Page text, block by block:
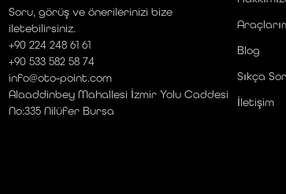
Soru, görüş ve önerilerinizi bize
iletebilirsiniz.
+90 224 248 61 61
+90 533 582 58 74
info@oto-point.com
Alaaddinbey Mahallesi İzmir Yolu Caddesi
No:335 Nilüfer Bursa
Blog
Sıkça
İletişim